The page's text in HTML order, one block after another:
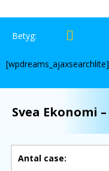
Betyg:
[wpdreams_ajaxsearchlite]
Svea Ekonomi –
Antal case: